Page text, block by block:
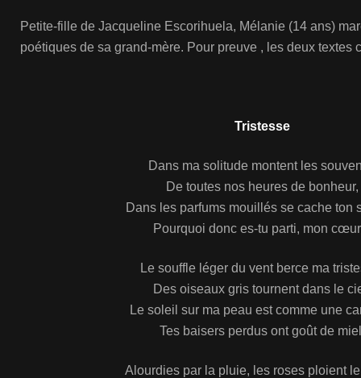
Petite-fille de Jacqueline Escorihuela, Mélanie (14 ans)
poétiques de sa grand-mère. Pour preuve , les deux textes
Tristesse
Dans ma solitude montent les
De toutes nos heures de bonheur,
Dans les parfums mouillés se cache ton
Pourquoi donc es-tu parti, mon
Le souffle léger du vent berce ma
Des oiseaux gris tournent dans le
Le soleil sur ma peau est comme une
Tes baisers perdus ont goût de
Alourdies par la pluie, les roses ploient